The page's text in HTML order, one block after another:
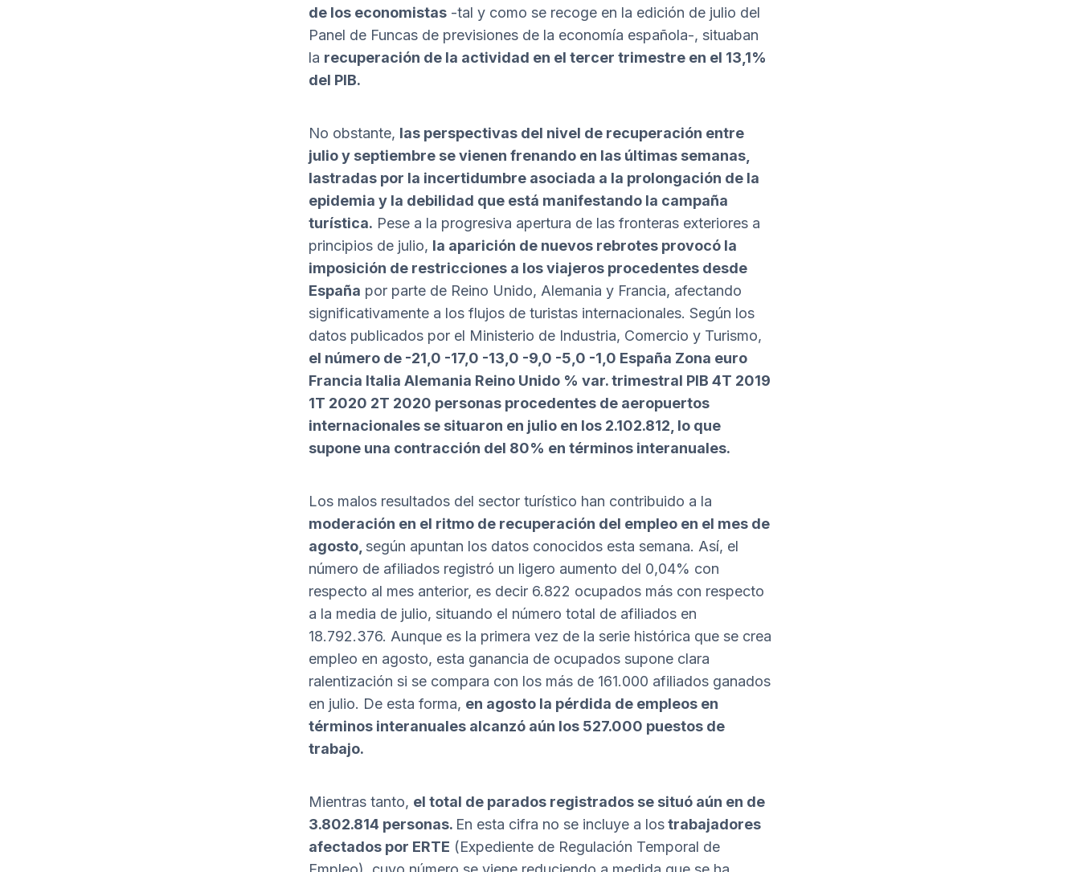
de los economistas -tal y como se recoge en la edición de julio del
Panel de Funcas de previsiones de la economía española-, situaban
la recuperación de la actividad en el tercer trimestre en el 13,1%
del PIB.
No obstante, las perspectivas del nivel de recuperación entre
julio y septiembre se vienen frenando en las últimas semanas,
lastradas por la incertidumbre asociada a la prolongación de la
epidemia y la debilidad que está manifestando la campaña
turística. Pese a la progresiva apertura de las fronteras exteriores a
principios de julio, la aparición de nuevos rebrotes provocó la
imposición de restricciones a los viajeros procedentes desde
España por parte de Reino Unido, Alemania y Francia, afectando
significativamente a los flujos de turistas internacionales. Según los
datos publicados por el Ministerio de Industria, Comercio y Turismo,
el número de -21,0 -17,0 -13,0 -9,0 -5,0 -1,0 España Zona euro
Francia Italia Alemania Reino Unido % var. trimestral PIB 4T 2019
1T 2020 2T 2020 personas procedentes de aeropuertos
internacionales se situaron en julio en los 2.102.812, lo que
supone una contracción del 80% en términos interanuales.
Los malos resultados del sector turístico han contribuido a la
moderación en el ritmo de recuperación del empleo en el mes de
agosto, según apuntan los datos conocidos esta semana. Así, el
número de afiliados registró un ligero aumento del 0,04% con
respecto al mes anterior, es decir 6.822 ocupados más con respecto
a la media de julio, situando el número total de afiliados en
18.792.376. Aunque es la primera vez de la serie histórica que se crea
empleo en agosto, esta ganancia de ocupados supone clara
ralentización si se compara con los más de 161.000 afiliados ganados
en julio. De esta forma, en agosto la pérdida de empleos en
términos interanuales alcanzó aún los 527.000 puestos de
trabajo.
Mientras tanto, el total de parados registrados se situó aún en de
3.802.814 personas. En esta cifra no se incluye a lostrabajadores
afectados por ERTE (Expediente de Regulación Temporal de